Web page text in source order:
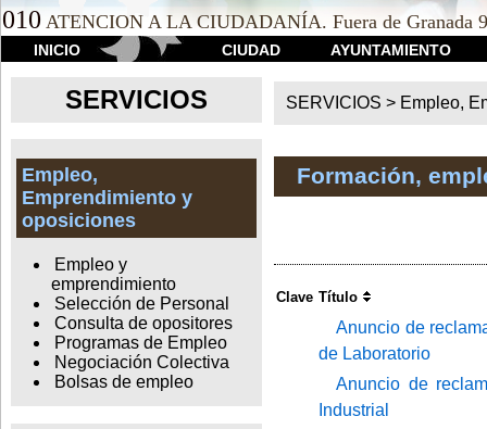
010 ATENCION A LA CIUDADANÍA. Fuera de Granada
INICIO CIUDAD AYUNTAMIENTO
SERVICIOS
Empleo,
Emprendimiento y
oposiciones
Empleo y
emprendimiento
Selección de Personal
Consulta de opositores
Programas de Empleo
Negociación Colectiva
Bolsas de empleo
SERVICIOS > Empleo,
Formación,
Clave Título
Anuncio de
de Laboratorio
Anuncio de
Industrial